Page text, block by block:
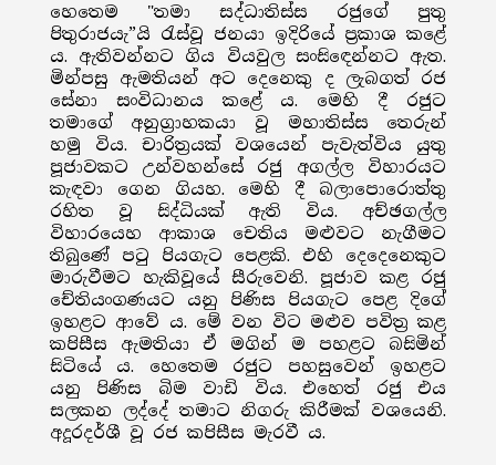
හෙතෙම "තමා සද්ධාතිස්ස රජුගේ පුතු
පිතුරාජයැ”යි රැස්වූ ජනයා ඉදිරියේ ප්‍රකාශ කළේ
ය. ඇතිවන්නට ගිය වියවුල සංසිඳෙන්නට ඇත.
මින්පසු ඇමතියන් අට දෙනෙකු ද ලැබගත් රජ
සේනා සංවිධානය කළේ ය. මෙහි දී රජුට
තමාගේ අනුග්‍රාහකයා වූ මහාතිස්ස තෙරුන්
හමු විය. චාරිත්‍රයක් වශයෙන් පැවැත්විය යුතු
පූජාවකට උන්වහන්සේ රජු අගල්ල විහාරයට
කැඳවා ගෙන ගියහ. මෙහි දී බලාපොරොත්තු
රහිත වූ සිද්ධියක් ඇති විය. අච්ඡගල්ල
විහාරයෙහ ආකාශ චෙතිය මළුවට නැගීමට
තිබුණේ පටු පියගැට පෙළකි. එහි දෙදෙනෙකුට
මාරුවීමට හැකිවූයේ සීරුවෙනි. පූජාව කළ රජු
චේතියංගණයට යනු පිණිස පියගැට පෙළ දිගේ
ඉහළට ආවේ ය. මේ වන විට මළුව පවිත්‍ර කළ
කපිසීස ඇමතියා ඒ මගින් ම පහළට බසිමින්
සිටියේ ය. හෙතෙම රජුට පහසුවෙන් ඉහළට
යනු පිණිස බිම වාඩි විය. එහෙත් රජු එය
සලකන ලද්දේ තමාට නිගරු කිරීමක් වශයෙනි.
අදූරදර්ශී වූ රජ කපිසීස මැරවී ය.